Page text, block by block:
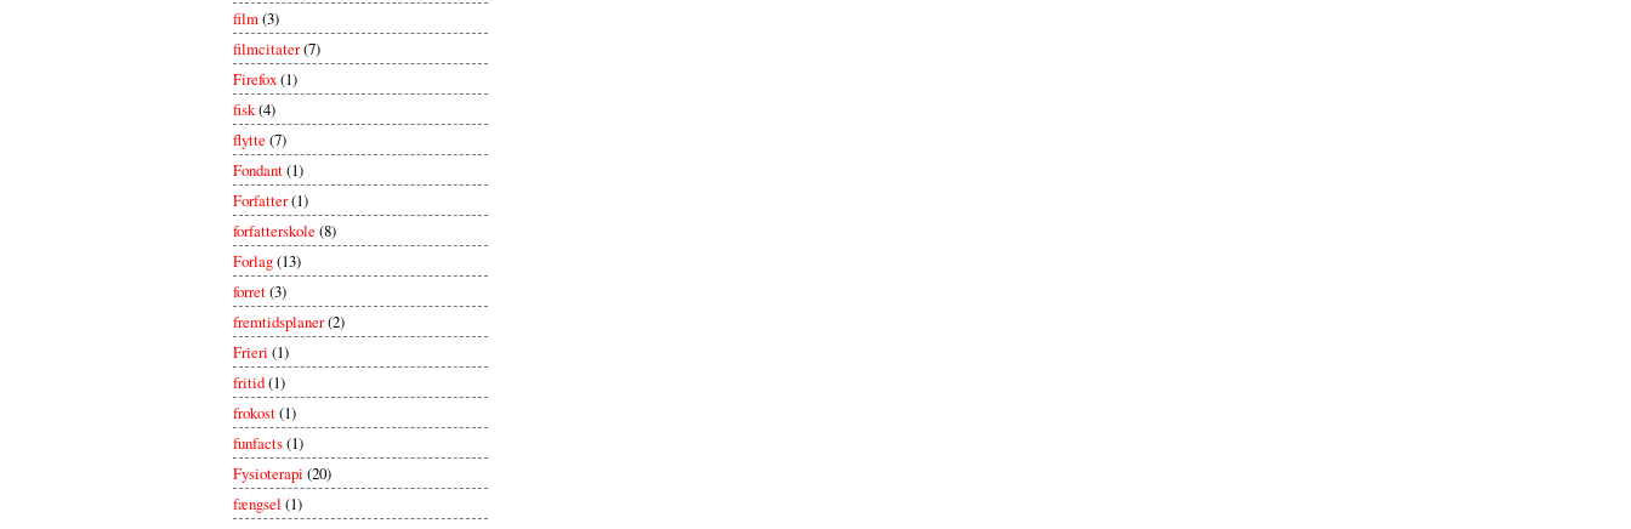
film(3)
filmcitater(7)
Firefox(1)
fisk(4)
flytte(7)
Fondant(1)
Forfatter(1)
forfatterskole(8)
Forlag(13)
forret(3)
fremtidsplaner(2)
Frieri (1)
fritid(1)
frokost(1)
funfacts(1)
Fysioterapi (20)
fængsel (1)